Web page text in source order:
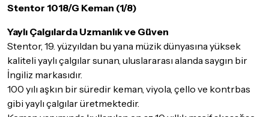
eksiksiz olması gerekmektedir. Satın almış olduğunuz ürünü
geçerek bilgi veriniz.
İade ve değişim koşulları, ürün kategorilerine göre farklılık
gösterebilir. Lütfen satın almadan önce ilgili ürünün
iade/değişim şartlarını kontrol ettiğinizden emin olun.
Detaylar için
tıklayınız
Stentor 1018/G Keman (1/8)
Yaylı Çalgılarda Uzmanlık ve Güven
Stentor, 19. yüzyıldan bu yana müzik dünyasına yüksek
kaliteli yaylı çalgılar sunan, uluslararası alanda saygın bir
İngiliz markasıdır.
100 yılı aşkın bir süredir keman, viyola, çello ve kontrbas
gibi yaylı çalgılar üretmektedir.